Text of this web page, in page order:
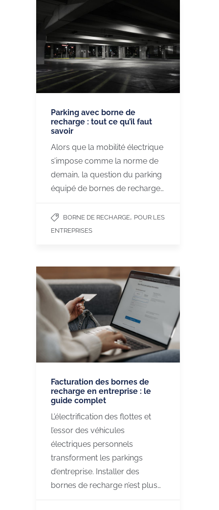
Parking avec borne de
recharge : tout ce qu’il faut
savoir
Alors que la mobilité électrique
s’impose comme la norme de
demain, la question du parking
équipé de bornes de recharge…
BORNE DE RECHARGE, POUR LES
ENTREPRISES
Facturation des bornes de
recharge en entreprise : le
guide complet
L’électrification des flottes et
l’essor des véhicules
électriques personnels
transforment les parkings
d’entreprise. Installer des
bornes de recharge n’est plus…